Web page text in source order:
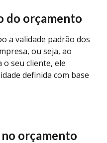
do orçamento
a validade padrão dos
ou seja, ao
seu cliente, ele
definida com base
orçamento